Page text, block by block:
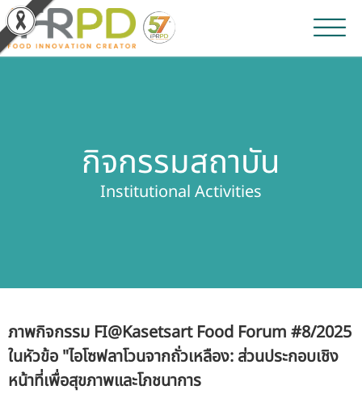
ผลิตภัณฑ์และจำหน่าย
เกี่ยวกับสถาบัน
บุคลากรสถาบัน
รับข้อร้องเรียนและข้อเสนอแนะ
กิจกรรมสถาบัน
Institutional Activities
ภาพกิจกรรม FI@Kasetsart Food Forum #8/2025
ในหัวข้อ "ไอโซฟลาโวนจากถั่วเหลือง: ส่วนประกอบเชิง
หน้าที่เพื่อสุขภาพและโภชนาการ